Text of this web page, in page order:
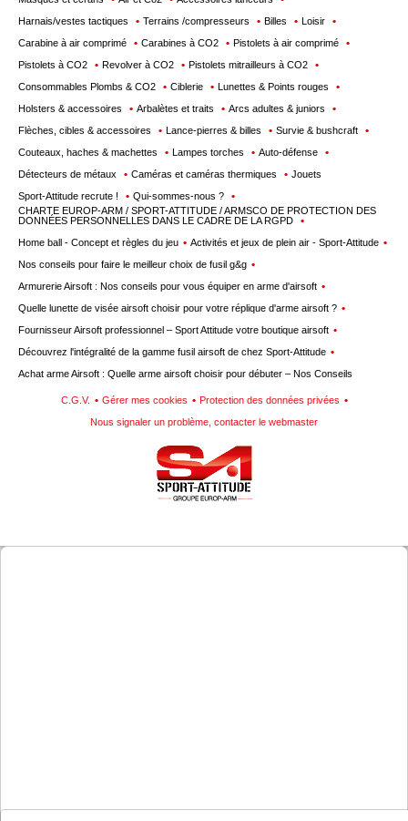
Harnais/vestes tactiques
Terrains /compresseurs Billes
Loisir
Carabine à air comprimé
Carabines à CO2
Pistolets à air comprimé
Pistolets à CO2
Revolver à CO2
Pistolets mitrailleurs à CO2
Consommables Plombs & CO2
Ciblerie
Lunettes & Points rouges
Holsters & accessoires
Arbalètes et traits
Arcs adultes & juniors
Flèches, cibles & accessoires
Lance-pierres & billes
Survie & bushcraft
Couteaux, haches & machettes
Lampes torches
Auto-défense
Détecteurs de métaux
Caméras et caméras thermiques
Jouets
Sport-Attitude recrute !
Qui-sommes-nous ?
CHARTE EUROP-ARM / SPORT-ATTITUDE / ARMSCO DE PROTECTION DES
DONNÉES PERSONNELLES DANS LE CADRE DE LA RGPD
Home ball - Concept et règles du jeu
Activités et jeux de plein air - Sport-Attitude
Nos conseils pour faire le meilleur choix de fusil g&g
Armurerie Airsoft : Nos conseils pour vous équiper en arme d'airsoft
Quelle lunette de visée airsoft choisir pour votre réplique d'arme airsoft ?
Fournisseur Airsoft professionnel – Sport Attitude votre boutique airsoft
Découvrez l'intégralité de la gamme fusil airsoft de chez Sport-Attitude
Achat arme Airsoft : Quelle arme airsoft choisir pour débuter – Nos Conseils
C.G.V. Gérer mes cookies
Protection des données privées
Nous signaler un problème, contacter le webmaster